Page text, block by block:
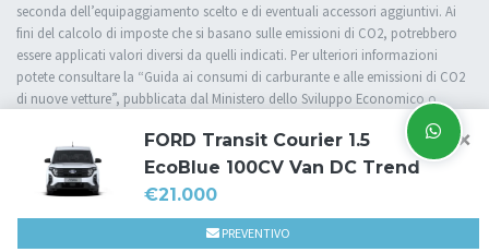
×
FORD Transit Courier 1.5
EcoBlue 100CV Van DC Trend
€21.000
PREVENTIVO
seconda dell’equipaggiamento scelto e di eventuali accessori aggiuntivi. Ai
fini del calcolo di imposte che si basano sulle emissioni di CO2, potrebbero
essere applicati valori diversi da quelli indicati. Per ulteriori informazioni
potete consultare la “Guida ai consumi di carburante e alle emissioni di CO2
di nuove vetture”, pubblicata dal Ministero dello Sviluppo Economico o
Powered by